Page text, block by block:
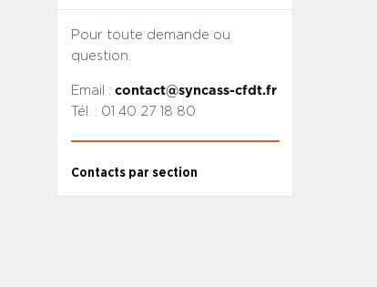
Pour toute demande ou
question.
Email : contact@syncass-cfdt.fr
Tél. : 01 40 27 18 80
Contacts par section